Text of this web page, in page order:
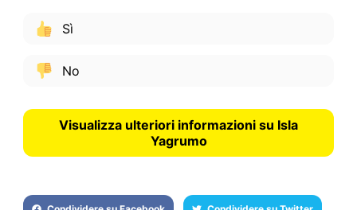
Sì
No
Visualizza ulteriori informazioni su Isla
Yagrumo